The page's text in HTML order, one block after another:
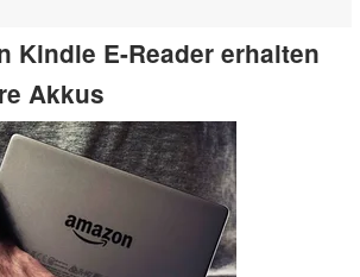
Kindle E-Reader erhalten
Akkus